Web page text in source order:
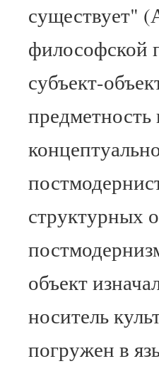
существует"
философской
субъект-
структурных
объект
носитель
погружен в